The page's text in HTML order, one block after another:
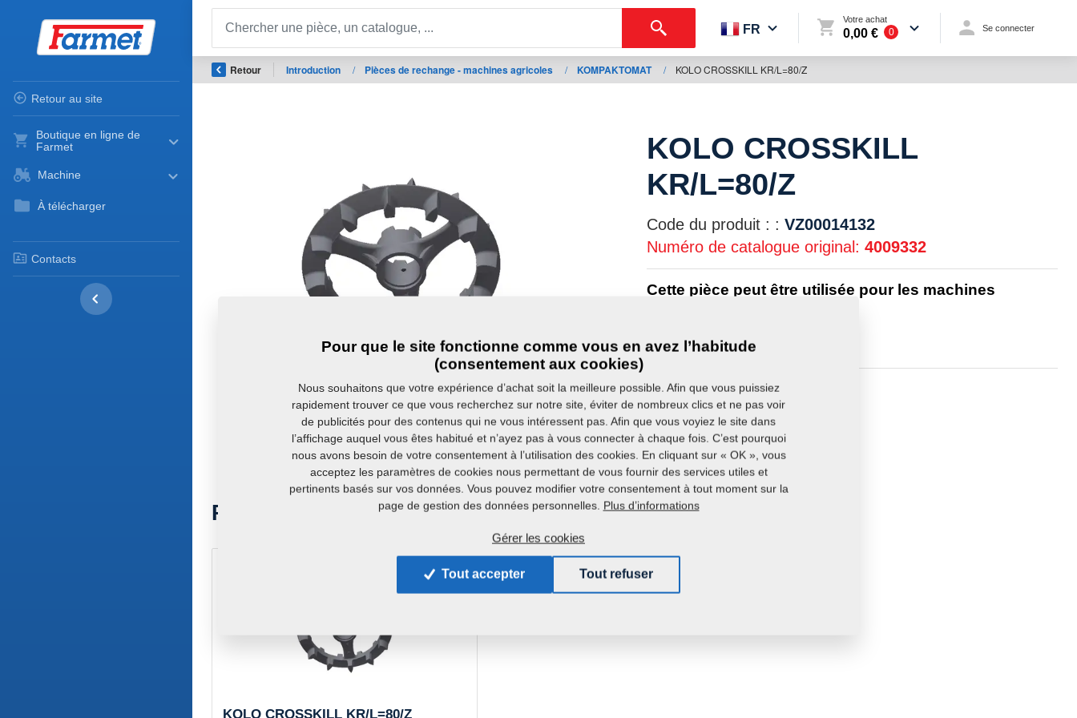
Retour au site
Boutique en ligne de
Farmet
Machine
À télécharger
Contacts
FR
Votre achat
0,00 € 0 Se connecter
Retour Introduction / Pièces de rechange - machines agricoles / KOMPAKTOMAT / KOLO CROSSKILL KR/L=80/Z
KOLO CROSSKILL
KR/L=80/Z
Code du produit : : VZ00014132
Numéro de catalogue original: 4009332
Cette pièce peut être utilisée pour les machines
KOMPAKTOMAT
Poids:
Produits alternatifs
KOLO CROSSKILL KR/L=80/Z
Pour que le site fonctionne comme vous en avez l’habitude
(consentement aux cookies)
Nous souhaitons que votre expérience d’achat soit la meilleure possible. Afin que vous puissiez
rapidement trouver ce que vous recherchez sur notre site, éviter de nombreux clics et ne pas voir
de publicités pour des contenus qui ne vous intéressent pas. Afin que vous voyiez le site dans
l’affichage auquel vous êtes habitué et n’ayez pas à vous connecter à chaque fois. C’est pourquoi
nous avons besoin de votre consentement à l’utilisation des cookies. En cliquant sur « OK », vous
acceptez les paramètres de cookies nous permettant de vous fournir des services utiles et
pertinents basés sur vos données. Vous pouvez modifier votre consentement à tout moment sur la
page de gestion des données personnelles. Plus d’informations
Gérer les cookies
Tout accepter Tout refuser